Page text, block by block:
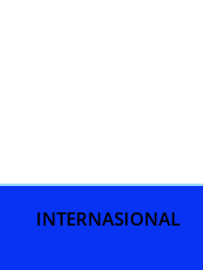
INTERNASIONAL